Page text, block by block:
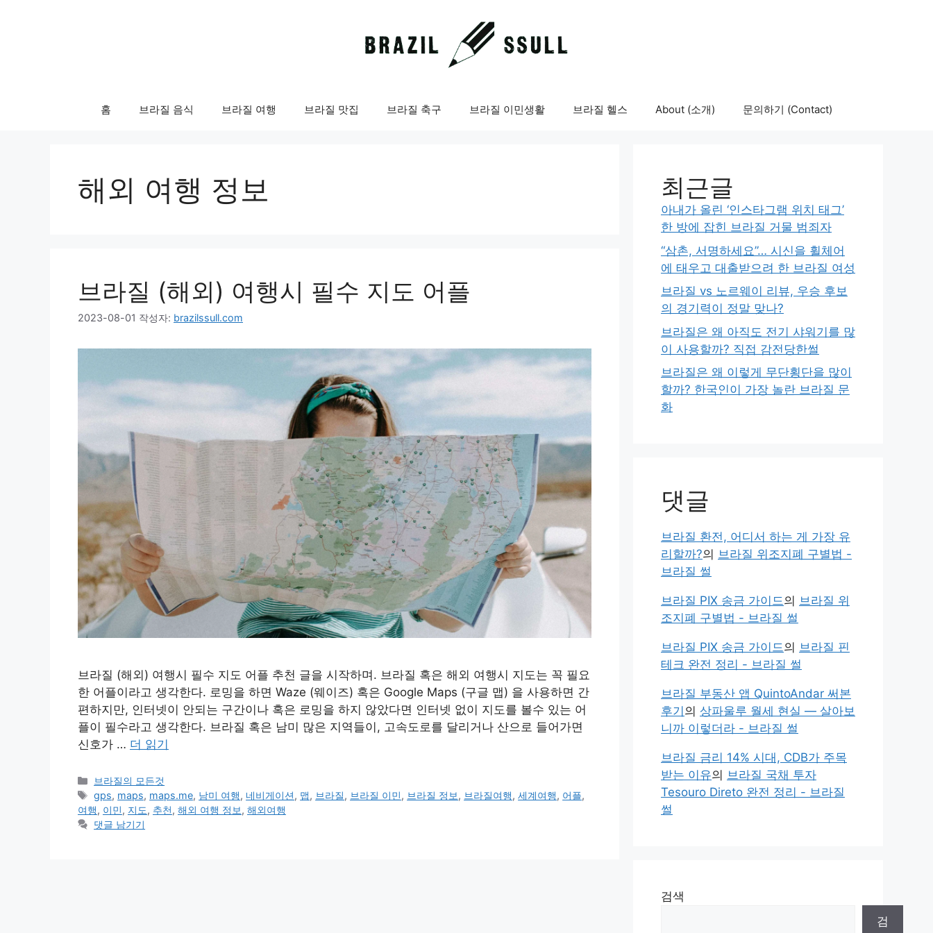
홈 브라질 음식 브라질 여행 브라질 맛집 브라질 축구 브라질 이민생활 브라질 헬스 About (소개) 문의하기 (Contact)
해외 여행 정보
브라질 (해외) 여행시 필수 지도 어플
2023-08-01 작성자: brazilssull.com
브라질 (해외) 여행시 필수 지도 어플 추천 글을 시작하며. 브라질 혹은 해외 여행시 지도는 꼭 필요
한 어플이라고 생각한다. 로밍을 하면 Waze (웨이즈) 혹은 Google Maps (구글 맵) 을 사용하면 간
편하지만, 인터넷이 안되는 구간이나 혹은 로밍을 하지 않았다면 인터넷 없이 지도를 볼수 있는 어
플이 필수라고 생각한다. 브라질 혹은 남미 많은 지역들이, 고속도로를 달리거나 산으로 들어가면
신호가 … 더 읽기
카
테
고
리
브라질의 모든것
태
그
gps, maps, maps.me, 남미 여행, 네비게이션, 맵, 브라질, 브라질 이민, 브라질 정보, 브라질여행,세계여행, 어플,
여행, 이민, 지도, 추천, 해외 여행 정보, 해외여행
댓글 남기기
최근글
아내가 올린 ‘인스타그램 위치 태그’
한 방에 잡힌 브라질 거물 범죄자
“삼촌, 서명하세요”… 시신을 휠체어
에 태우고 대출받으려 한 브라질 여성
브라질 vs 노르웨이 리뷰, 우승 후보
의 경기력이 정말 맞나?
브라질은 왜 아직도 전기 샤워기를 많
이 사용할까? 직접 감전당한썰
브라질은 왜 이렇게 무단횡단을 많이
할까? 한국인이 가장 놀란 브라질 문
화
댓글
브라질 환전, 어디서 하는 게 가장 유
리할까?의 브라질 위조지폐 구별법 -
브라질 썰
브라질 PIX 송금 가이드의 브라질 위
조지폐 구별법 - 브라질 썰
브라질 PIX 송금 가이드의 브라질 핀
테크 완전 정리 - 브라질 썰
브라질 부동산 앱 QuintoAndar 써본
후기 의 상파울루 월세 현실 — 살아보
니까 이렇더라 - 브라질 썰
브라질 금리 14% 시대, CDB가 주목
받는 이유의 브라질 국채 투자
Tesouro Direto 완전 정리 - 브라질
썰
검색
검